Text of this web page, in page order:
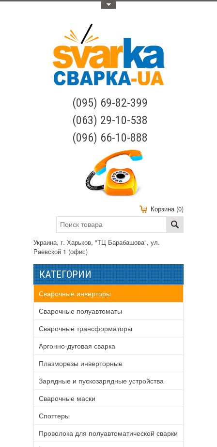
(095) 69-82-399
(063) 29-10-538
(096) 66-10-888
Корзина (0)
Украина, г. Харьков, "ТЦ Барабашова", ул.
Раевской 1 (офис)
КАТЕГОРИИ
Сварочные инверторы
Сварочные полуавтоматы
Сварочные трансформаторы
Аргонно-дуговая сварка
Плазморезы инверторные
Зарядные и пускозарядные устройства
Сварочные маски
Споттеры
Проволока для полуавтоматической сварки